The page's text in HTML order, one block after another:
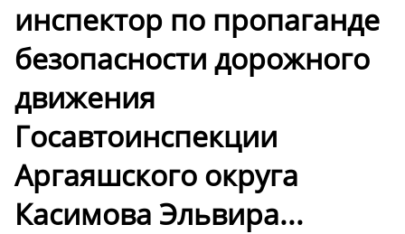
инспектор по пропаганде
безопасности дорожного
движения
Госавтоинспекции
Аргаяшского округа
Касимова Эльвира...